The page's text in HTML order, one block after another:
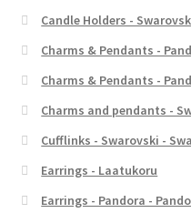
Candle Holders -
Charms & Pendants -
Charms & Pendants -
Charms and pendants -
Cufflinks - Swarovski -
Earrings - Laatukoru
Earrings - Pandora -